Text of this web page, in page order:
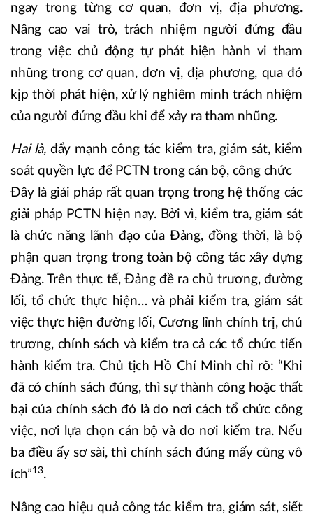
ngay trong từng cơ quan, đơn vị, địa phương.
Nâng cao vai trò, trách nhiệm người đứng đầu
trong việc chủ động tự phát hiện hành vi tham
nhũng trong cơ quan, đơn vị, địa phương, qua đó
kịp thời phát hiện, xử lý nghiêm minh trách nhiệm
của người đứng đầu khi để xảy ra tham nhũng.
Hai là,đẩy mạnh công tác kiểm tra, giám sát, kiểm
soát quyền lực để PCTN trong cán bộ, công chức
Đây là giải pháp rất quan trọng trong hệ thống các
giải pháp PCTN hiện nay. Bởi vì, kiểm tra, giám sát
là chức năng lãnh đạo của Đảng, đồng thời, là bộ
phận quan trọng trong toàn bộ công tác xây dựng
Đảng. Trên thực tế, Đảng đề ra chủ trương, đường
lối, tổ chức thực hiện… và phải kiểm tra, giám sát
việc thực hiện đường lối, Cương lĩnh chính trị, chủ
trương, chính sách và kiểm tra cả các tổ chức tiến
hành kiểm tra. Chủ tịch Hồ Chí Minh chỉ rõ: “Khi
đã có chính sách đúng, thì sự thành công hoặc thất
bại của chính sách đó là do nơi cách tổ chức công
việc, nơi lựa chọn cán bộ và do nơi kiểm tra. Nếu
ba điều ấy sơ sài, thì chính sách đúng mấy cũng vô
ích”13.
Nâng cao hiệu quả công tác kiểm tra, giám sát, siết